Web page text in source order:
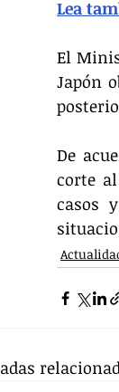
Lea
El
Japón
De
corte
casos